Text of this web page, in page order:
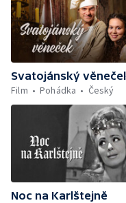
Svatojánský
Film
Pohádka Český
Noc na Karlštejně